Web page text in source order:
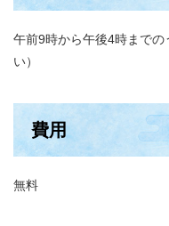
午前9時から午後4時まで
い）
費用
無料